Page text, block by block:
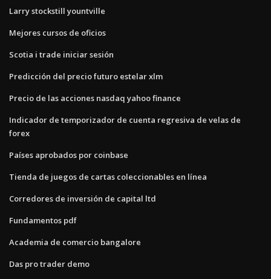
Larry stockstill yountville
Mejores cursos de oficios
Scotia i trade iniciar sesión
Predicción del precio futuro estelar xlm
Precio de las acciones nasdaq yahoo finance
Indicador de temporizador de cuenta regresiva de velas de
forex
Países aprobados por coinbase
Tienda de juegos de cartas coleccionables en línea
Corredores de inversión de capital ltd
Fundamentos pdf
Academia de comercio bangalore
Das pro trader demo